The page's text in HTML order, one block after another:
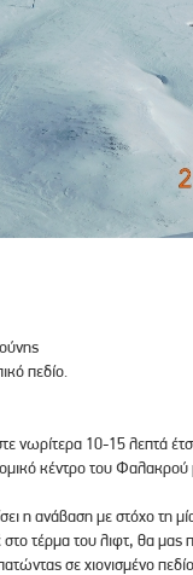
πεδίο.
νωρίτερα 10-15 λεπτά
κέντρο του
η ανάβαση με στόχο τη
τέρμα του λιφτ, θα
σε χιονισμένο